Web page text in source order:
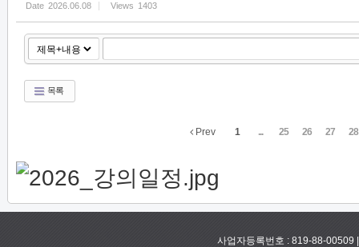
Date 2026.06.08 Views 1403
목록
Prev 1 ... 25 26 27 28
사업자등록번호 : 819-88-00509